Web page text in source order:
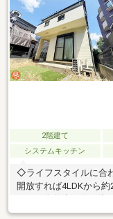
断熱性・気密性に優
境を実現する全窓
内で火を使わず火災の
2階建て
システムキッチン
◇ライフスタイルに合
開放すれば4LDKから
グには自然光が降り
段がご家族のコミュニ